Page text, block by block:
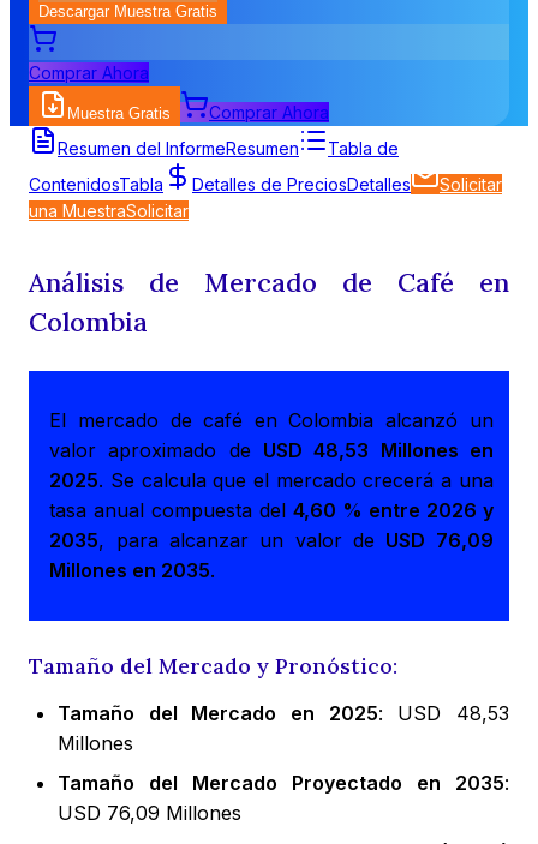
Descargar Muestra Gratis
Comprar Ahora
Muestra Gratis
Comprar Ahora
Resumen del InformeResumen
Tabla de
ContenidosTabla Detalles de PreciosDetalles
Solicitar
una MuestraSolicitar
Análisis de Mercado de Café en
Colombia
El mercado de café en Colombia alcanzó un
valor aproximado de USD 48,53 Millones en
2025. Se calcula que el mercado crecerá a una
tasa anual compuesta del 4,60 % entre 2026 y
2035, para alcanzar un valor de USD 76,09
Millones en 2035.
Tamaño del Mercado y Pronóstico:
Tamaño del Mercado en 2025: USD 48,53
Millones
Tamaño del Mercado Proyectado en 2035:
USD 76,09 Millones